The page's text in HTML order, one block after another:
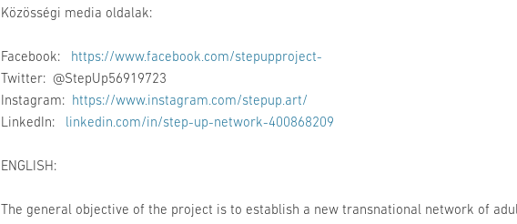
Közösségi media oldalak:
Facebook:
https://www.facebook.com/stepupproject-
Twitter: @StepUp56919723
Instagram:
https://www.instagram.com/stepup.art/
LinkedIn: linkedin.com/in/step-up-network-400868209
ENGLISH:
The general objective of the project is to establish a new transnational network of